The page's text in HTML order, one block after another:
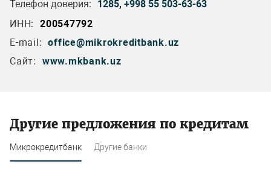
Телефон доверия:
1285, +998 55 503-63-63
ИНН:
200547792
E-mail: office@mikrokreditbank.uz
Сайт:
www.mkbank.uz
Другие предложения по кредитам
Микрокредитбанк Другие банки